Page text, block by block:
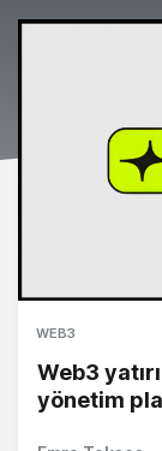
WEB3
Web3
yönetim